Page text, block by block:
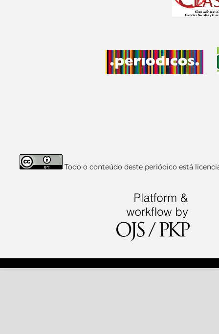
Todo o conteúdo deste periódico está